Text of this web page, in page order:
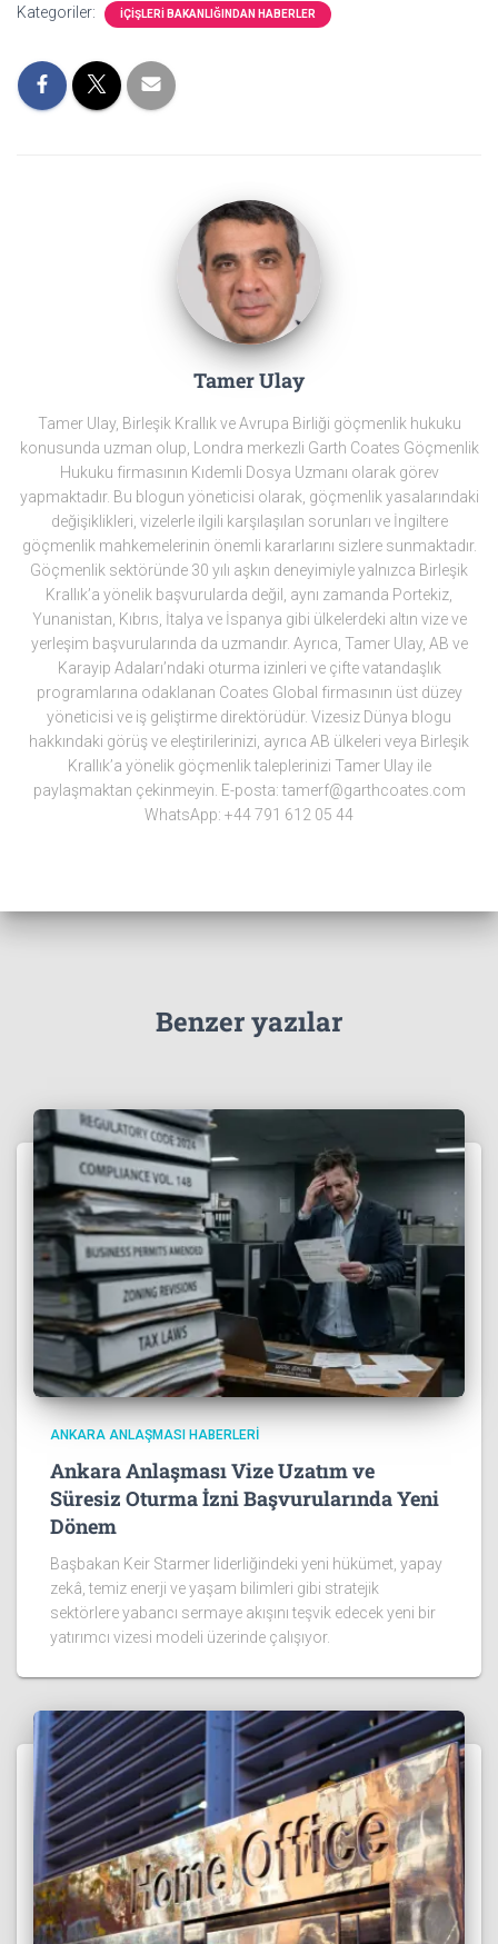
Kategoriler: İÇIŞLERI BAKANLIĞINDAN HABERLER
Tamer Ulay
Tamer Ulay, Birleşik Krallık ve Avrupa Birliği göçmenlik hukuku
konusunda uzman olup, Londra merkezli Garth Coates Göçmenlik
Hukuku firmasının Kıdemli Dosya Uzmanı olarak görev
yapmaktadır. Bu blogun yöneticisi olarak, göçmenlik yasalarındaki
değişiklikleri, vizelerle ilgili karşılaşılan sorunları ve İngiltere
göçmenlik mahkemelerinin önemli kararlarını sizlere sunmaktadır.
Göçmenlik sektöründe 30 yılı aşkın deneyimiyle yalnızca Birleşik
Krallık’a yönelik başvurularda değil, aynı zamanda Portekiz,
Yunanistan, Kıbrıs, İtalya ve İspanya gibi ülkelerdeki altın vize ve
yerleşim başvurularında da uzmandır. Ayrıca, Tamer Ulay, AB ve
Karayip Adaları’ndaki oturma izinleri ve çifte vatandaşlık
programlarına odaklanan Coates Global firmasının üst düzey
yöneticisi ve iş geliştirme direktörüdür. Vizesiz Dünya blogu
hakkındaki görüş ve eleştirilerinizi, ayrıca AB ülkeleri veya Birleşik
Krallık’a yönelik göçmenlik taleplerinizi Tamer Ulay ile
paylaşmaktan çekinmeyin. E-posta: tamerf@garthcoates.com
WhatsApp: +44 791 612 05 44
Benzer yazılar
ANKARA ANLAŞMASI HABERLERI
Ankara Anlaşması Vize Uzatım ve
Süresiz Oturma İzni Başvurularında Yeni
Dönem
Başbakan Keir Starmer liderliğindeki yeni hükümet, yapay
zekâ, temiz enerji ve yaşam bilimleri gibi stratejik
sektörlere yabancı sermaye akışını teşvik edecek yeni bir
yatırımcı vizesi modeli üzerinde çalışıyor.